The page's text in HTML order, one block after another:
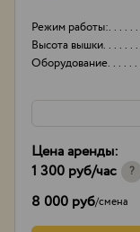
Режим работы:
Высота вышки
Оборудование
Цена аренды:
1 300 руб/час ?
8 000 руб/смена